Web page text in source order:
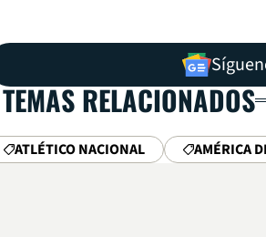
TEMAS RELACIONADOS
ATLÉTICO NACIONAL AMÉRICA